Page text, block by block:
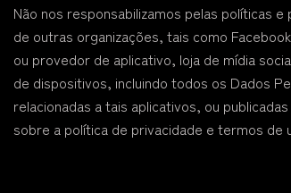
Não nos responsabilizamos pelas políticas
de outras organizações, tais como
ou provedor de aplicativo, loja de mídia
de dispositivos, incluindo todos os Dados
relacionadas a tais aplicativos, ou
sobre a política de privacidade e termos